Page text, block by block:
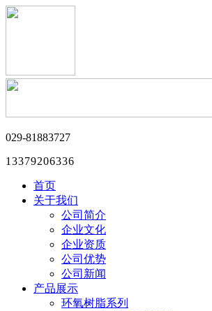
029-81883727
13379206336
首页
关于我们
公司简介
企业文化
企业资质
公司优势
公司新闻
产品展示
环氧树脂系列